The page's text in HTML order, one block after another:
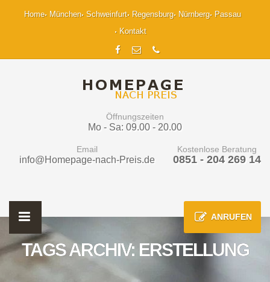
Home München Schweinfurt Regensburg Nürnberg
Passau
Kontakt
Öffnungszeiten
Mo - Sa: 09.00 - 20.00
Email
info@Homepage-nach-Preis.de
Kostenlose Beratung
0851 - 204 269 14
ANRUFEN
TAGS ARCHIV: ERSTELLUNG